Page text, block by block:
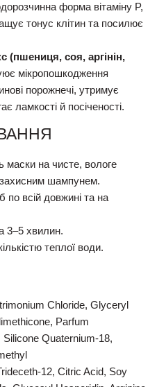
форма вітаміну P,
тонус клітин та посилює
(пшениця, соя, аргінін,
мікропошкодження
порожнечі, утримує
ламкості й посіченості.
маски на чисте, вологе
шампунем.
по всій довжині та на
3–5 хвилин.
теплої води.
Chloride, Glyceryl
Parfum
Quaternium-18,
12, Citric Acid, Soy